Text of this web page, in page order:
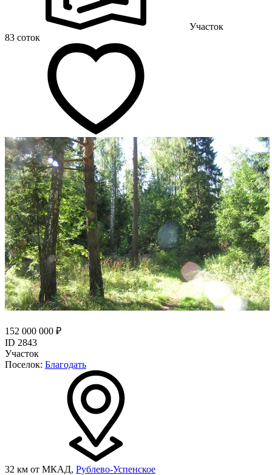
Участок
83 соток
152 000 000 ₽
ID 2843
Участок
Поселок: Благодать
32 км от МКАД, Рублево-Успенское